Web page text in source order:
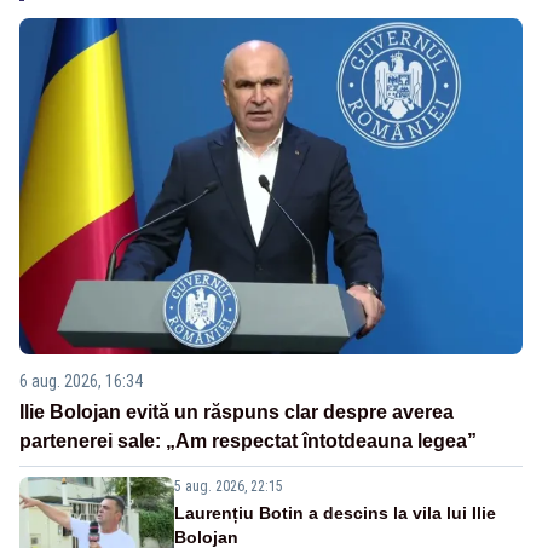
6 aug. 2026, 16:34
Ilie Bolojan evită un răspuns clar despre averea
partenerei sale: „Am respectat întotdeauna legea”
5 aug. 2026, 22:15
Laurențiu Botin a descins la vila lui Ilie
Bolojan